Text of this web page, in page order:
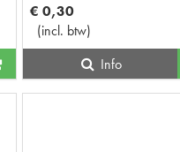
€ 0,30
(incl. btw)
Info